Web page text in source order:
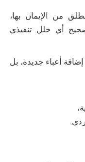
من الإيمان بها،
أي خلل تنفيذي
أعباء جديدة، بل